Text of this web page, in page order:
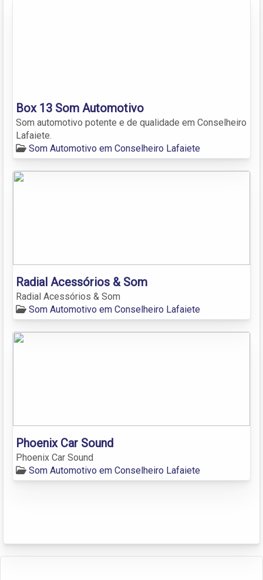
Box 13 Som Automotivo
Som automotivo potente e de qualidade em Conselheiro
Lafaiete.
Som Automotivo em Conselheiro Lafaiete
Radial Acessórios & Som
Radial Acessórios & Som
Som Automotivo em Conselheiro Lafaiete
Phoenix Car Sound
Phoenix Car Sound
Som Automotivo em Conselheiro Lafaiete